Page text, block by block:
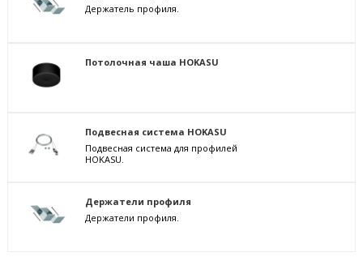
Держатель профиля.
Потолочная чаша HOKASU
Подвесная система HOKASU
Подвесная система для профилей
HOKASU.
Держатели профиля
Держатели профиля.